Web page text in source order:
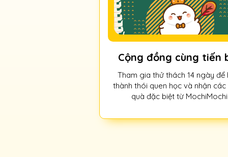
Tham gia thử thách 14 ngày để
thành thói quen học và nhận các
quà đặc biệt từ MochiMochi
Cộng đồng cùng tiến